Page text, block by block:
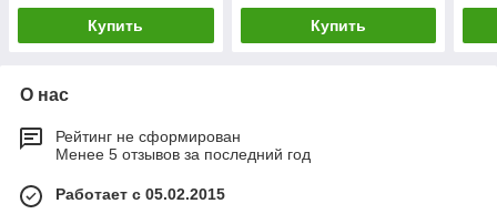
Купить Купить
О нас
Рейтинг не сформирован
Менее 5 отзывов за последний год
Работает с 05.02.2015